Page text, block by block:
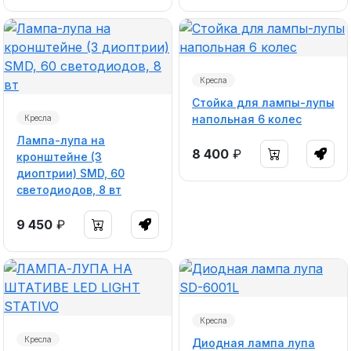
Кресла
Лампа-лупа на
кронштейне (3
диоптрии) SMD, 60
светодиодов, 8 вт
9 450 ₽
Кресла
Стойка для лампы-лупы
напольная 6 колес
8 400 ₽
Кресла
Кресла
Диодная лампа лупа